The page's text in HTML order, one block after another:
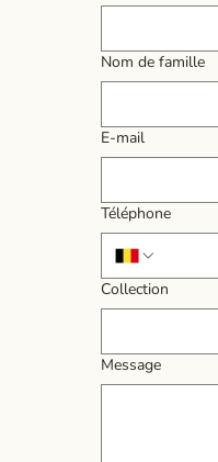
Nom de famille
E‑mail
Téléphone
Collection
Message